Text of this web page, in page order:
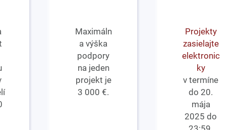
Maximáln
a výška
podpory
na jeden
projekt je
3 000 €.
Projekty
zasielajte
elektronic
ky
v termíne
do 20.
mája
2025 do